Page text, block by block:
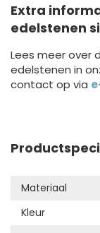
Extra
edelstenen
Lees meer over
edelstenen in
contact op via
Materiaal
Kleur